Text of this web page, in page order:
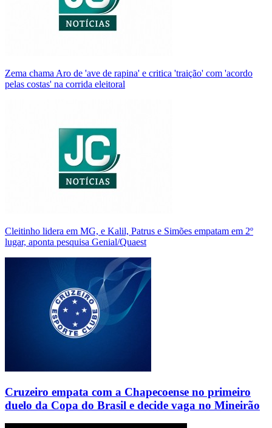
Zema chama Aro de 'ave de rapina' e critica 'traição' com 'acordo
pelas costas' na corrida eleitoral
Cleitinho lidera em MG, e Kalil, Patrus e Simões empatam em 2º
lugar, aponta pesquisa Genial/Quaest
Cruzeiro empata com a Chapecoense no primeiro
duelo da Copa do Brasil e decide vaga no Mineirão